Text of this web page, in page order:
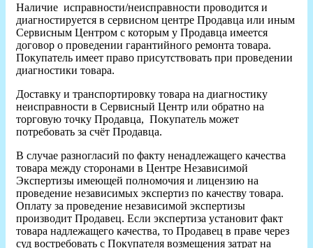
Наличие исправности/неисправности проводится и
диагностируется в сервисном центре Продавца или иным
Сервисным Центром с которым у Продавца имеется
договор о проведении гарантийного ремонта товара.
Покупатель имеет право присутствовать при проведении
диагностики товара.
Доставку и транспортировку товара на диагностику
неисправности в Сервисный Центр или обратно на
торговую точку Продавца, Покупатель может
потребовать за счёт Продавца.
В случае разногласий по факту ненадлежащего качества
товара между сторонами в Центре Независимой
Экспертизы имеющей полномочия и лицензию на
проведение независимых экспертиз по качеству товара.
Оплату за проведение независимой экспертизы
производит Продавец. Если экспертиза установит факт
товара надлежащего качества, то Продавец в праве через
суд востребовать с Покупателя возмещения затрат на